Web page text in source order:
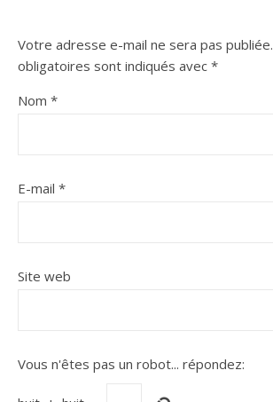
Votre adresse e-mail ne sera pas publiée.
obligatoires sont indiqués avec *
Nom *
E-mail *
Site web
Vous n'êtes pas un robot... répondez: